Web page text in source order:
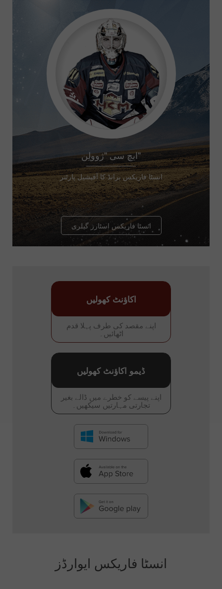
ایچ سی "ژوولِن"
انسٹا فاریکس برانڈ کا آفیشیل پارٹنر
انسٹا فاریکس اسٹارز گیلری
اپنے مقصد کی طرف پہلا قدم
اٹھائیں۔
اکاؤنٹ کھولیں
اپنے پیسے کو خطرے میں ڈالے بغیر
تجارتی مہارتیں سیکھیں۔
ڈیمو اکاؤنٹ کھولیں
انسٹا فاریکس ایوارڈز